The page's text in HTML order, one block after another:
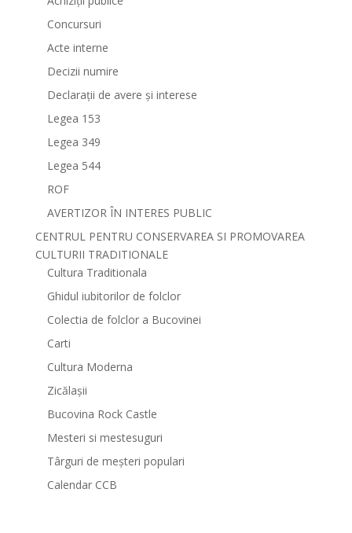
Concursuri
Acte interne
Decizii numire
Declarații de avere și interese
Legea 153
Legea 349
Legea 544
ROF
AVERTIZOR ÎN INTERES PUBLIC
CENTRUL PENTRU CONSERVAREA SI PROMOVAREA
CULTURII TRADITIONALE
Cultura Traditionala
Ghidul iubitorilor de folclor
Colectia de folclor a Bucovinei
Carti
Cultura Moderna
Zicălașii
Bucovina Rock Castle
Mesteri si mestesuguri
Târguri de meșteri populari
Calendar CCB